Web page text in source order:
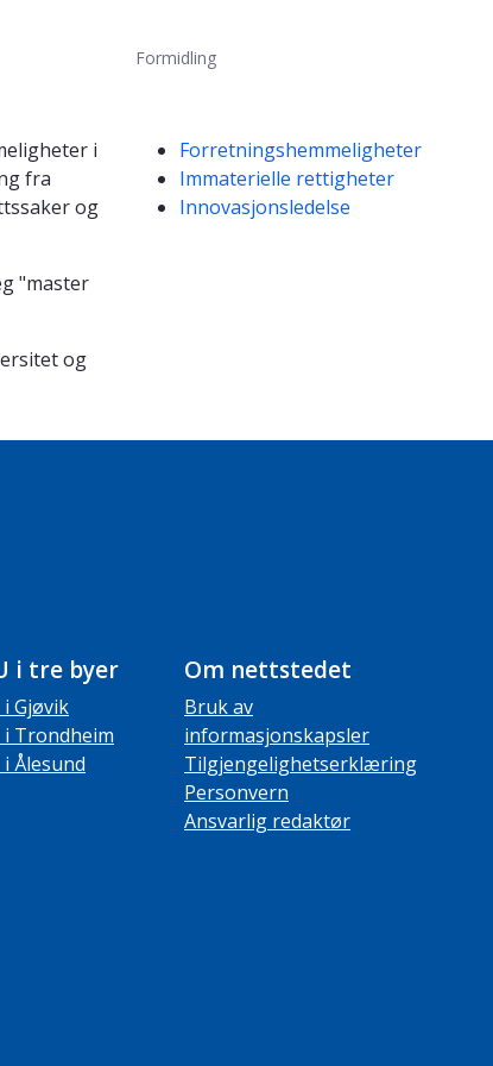
Formidling
i
fra
og
"master
og
Kompetanseord
Forretningshemmeligheter
Immaterielle rettigheter
Innovasjonsledelse
i tre byer
Gjøvik
Trondheim
Ålesund
Om nettstedet
Bruk av
informasjonskapsler
Tilgjengelighetserklæring
Personvern
Ansvarlig redaktør